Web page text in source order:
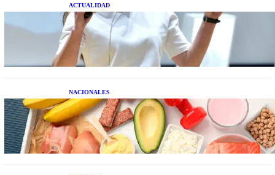
ACTUALIDAD
La startup creada por una salteña que busca
resolver el estrés financiero en Latinoamérica
NACIONALES
Nutrición inteligente: Cinco superalimentos de
temporada que deberías sumar a tu dieta este mes